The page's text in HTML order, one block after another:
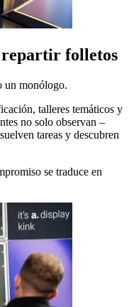
repartir folletos
un monólogo.
talleres temáticos y
no solo observan –
tareas y descubren
se traduce en